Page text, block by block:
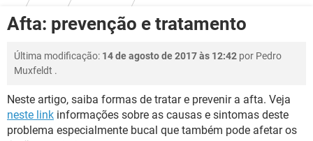
SAÚDE
FAMÍLIA
BEM-ESTAR
Afta: prevenção e tratamento
Última modificação: 14 de agosto de 2017 às 12:42 por Pedro
Muxfeldt .
Neste artigo, saiba formas de tratar e prevenir a afta. Veja
neste link informações sobre as causas e sintomas deste
problema especialmente bucal que também pode afetar os